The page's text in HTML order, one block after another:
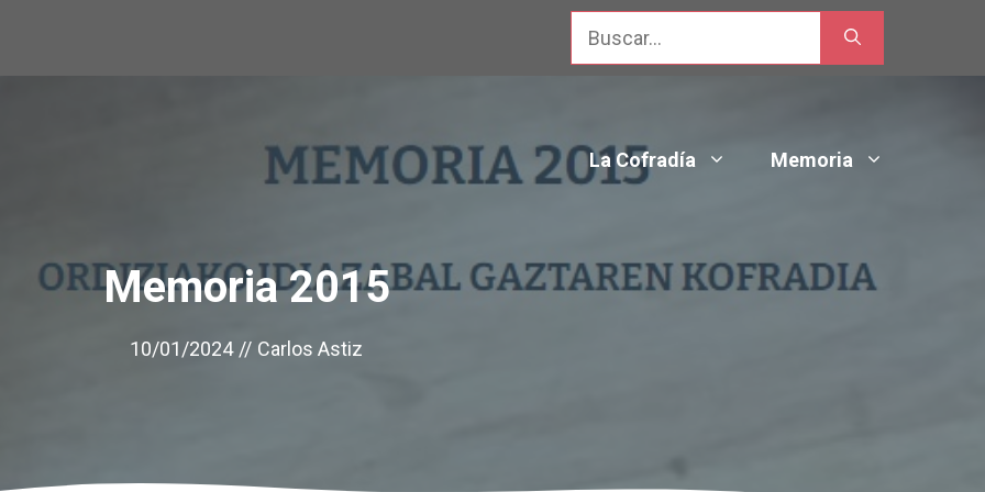
La Cofradía Memoria
Memoria 2015
10/01/2024 // Carlos Astiz